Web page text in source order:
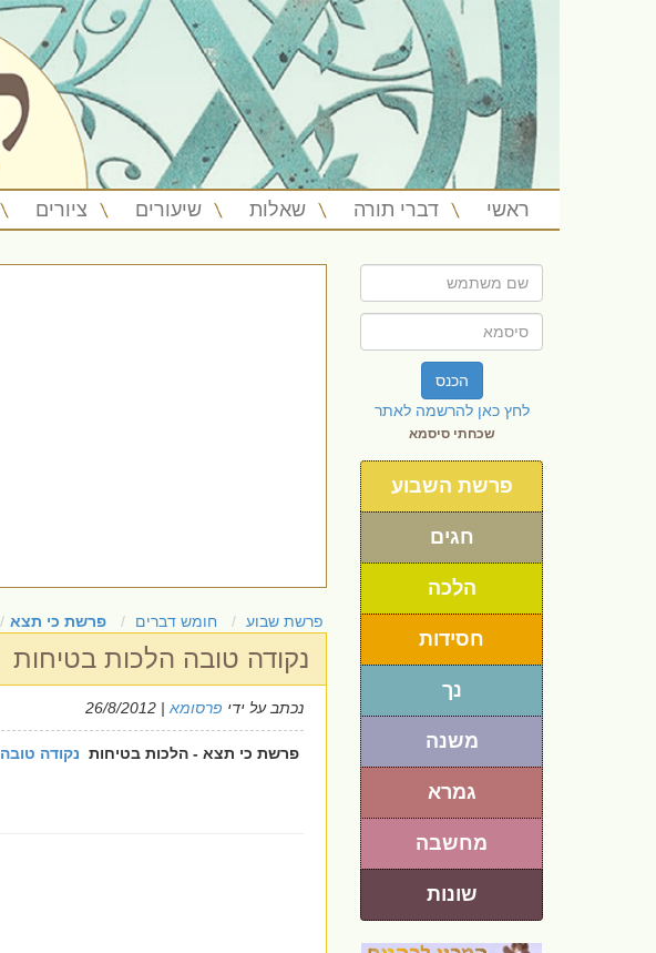
ראשי דברי תורה שאלות שיעורים ציורים
הכנס
לחץ כאן להרשמה לאתר
שכחתי סיסמא
פרשת השבוע
חגים
הלכה
חסידות
נך
משנה
גמרא
מחשבה
שונות
פרשת שבוע חומש דברים פרשת כי תצא
נקודה טובה הלכות בטיחות
נכתב על ידי פרסומא | 26/8/2012
פרשת כי תצא - הלכות בטיחות נקודה טובה